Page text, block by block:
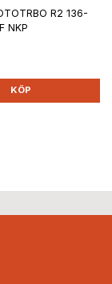
R2 136-
NKP
KÖP